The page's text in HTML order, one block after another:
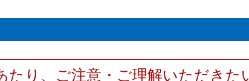
たり、ご注意・ご理解いただきた